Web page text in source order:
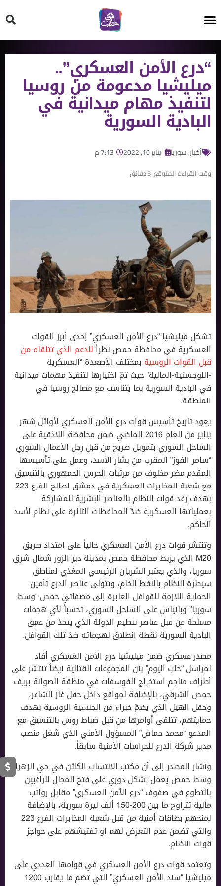
“درع الأمن العسكري”..
ميليشيا مدعومة من روسيا
لتنفيذ مهام ميدانية في
البادية السورية
أخبار,سوريا يناير 10, 2022 7:13 م
وقت القراءة المتوقع:5دقائق
تشكل ميليشيا “درع الأمن العسكري” إحدى أبرز القوات
العسكرية في محافظة حمص نظراًللدعم الذي تتلقاه من
قبل القوات الروسية بمختلف الأصعدة “العسكرية
-اللوجستية-المالية” حيث تمّ اختيارها لتنفيذ مهمات ميدانية
في البادية السورية بما يتناسب مع مصالح روسيا في
المنطقة.
يعود تاريخ تأسيس قوات درع الأمن العسكري لأوائل شهر
يناير من العام 2016 الماضي ضمن محافظة اللاذقية على
الساحل السوري بتمويل صريح من قبل رجل الأعمال السوري
“سامر الفوز” المقرب من بشار الأسد، وعمل على تأسيسها
المقدم مضر مخلوف من مرتبات الحرس الجمهوري بالتنسيق
مع شعبة المخابرات العسكرية في دمشق لصالح الفرع 223
بهدف رفد قوات النظام بالعناصر البشرية للمشاركة
بعملياتها العسكرية ضدّ المحافظات الثائرة على نظام لأسد
الحاكم.
وتنتشر قوات درع الأمن العسكري حالياً على امتداد طريق
M20 الذي يربط محافظة حمص بمدينة دير الزور شمال شرق
سوريا، والذي يعتبر الشريان الرئيسي المغذي لمناطق
سيطرة النظام بالنفط الخام، وتتولى عناصر الدرع تأمين
الحماية اللازمة للقوافل العابرة إلى مصفاتي حمص “وسط
سوريا” وبانياس على الساحل السوري، تحسباً لأي هجمات
مسلحة من قبل عناصر تنظيم الدولة الذي يتخذ من عمق
البادية السورية نقطة انطلاق لهجماته ضدَ تلك القوافل.
مصدر عسكري ضمن ميليشيا درع الأمن العسكري أفاد
لمراسل “حلب اليوم” بأن المجموعات القتالية أيضاً تنتشر على
أطراف مناجم استخراج الفوسفات في منطقة الصوانة بريف
حمص الشرقي، بالإضافة لمواقع داخل حقل غاز الشاعر،
وحقل الهيل الذي يضمّ خبراء من الجنسية الروسية بهدف
حمايتهم، تتلقى أوامرها من قبل ضباط روس بالتنسيق مع
المدعو “محمد حماض” المسؤول الأمني الذي شغل منصب
مدير شركة الدرع للحراسات الأمنية سابقاً.
وأشار المصدر إلى أن مكتب الانتساب الكائن في حي الزهراء
وسط حمص يعمل بشكل دوري على فتح المجال للراغبين
بالتطوع في صفوف “درع الأمن العسكري” مقابل رواتب
مالية تتراوح ما بين 200-150 ألف ليرة سورية، بالإضافة
لمنحهم بطاقات أمنية من قبل شعبة المخابرات الفرع 223
والتي تضمن عدم التعرض لهم او تفتيشهم على حواجز
قوات النظام.
وتعتمد قوات درع الأمن العسكري في قوامها العددي على
ميليشيا “سند الأمن العسكري” التي تضم ما يقارب 1200